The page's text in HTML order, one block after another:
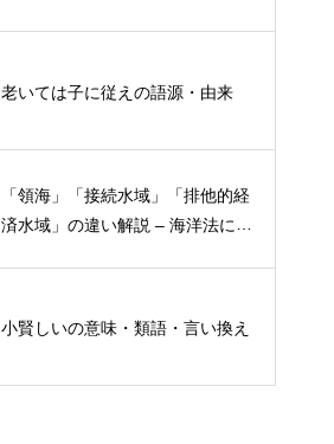
老いては子に従えの語源・由来
「領海」「接続水域」「排他的経
済水域」の違い解説 – 海洋法にお
小賢しいの意味・類語・言い換え